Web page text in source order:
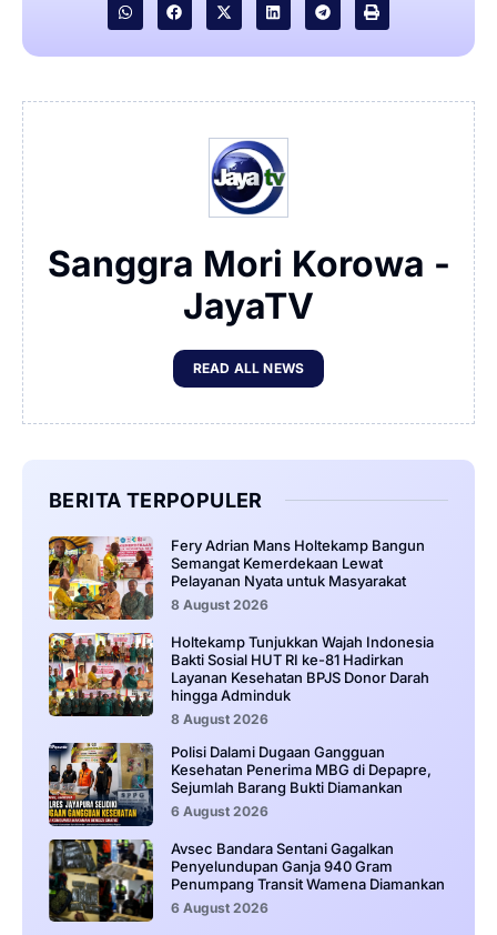
Sanggra Mori Korowa -
JayaTV
READ ALL NEWS
BERITA TERPOPULER
Fery Adrian Mans Holtekamp Bangun
Semangat Kemerdekaan Lewat
Pelayanan Nyata untuk Masyarakat
8 August 2026
Holtekamp Tunjukkan Wajah Indonesia
Bakti Sosial HUT RI ke-81 Hadirkan
Layanan Kesehatan BPJS Donor Darah
hingga Adminduk
8 August 2026
‎Polisi Dalami Dugaan Gangguan
Kesehatan Penerima MBG di Depapre,
Sejumlah Barang Bukti Diamankan
6 August 2026
Avsec Bandara Sentani Gagalkan
Penyelundupan Ganja 940 Gram
Penumpang Transit Wamena Diamankan
6 August 2026